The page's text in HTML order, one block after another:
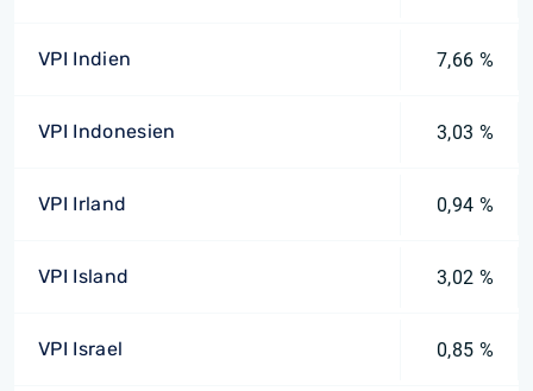
VPI Indien 7,66 %
VPI Indonesien 3,03 %
VPI Irland 0,94 %
VPI Island 3,02 %
VPI Israel 0,85 %